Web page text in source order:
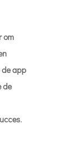
om
app
de
.